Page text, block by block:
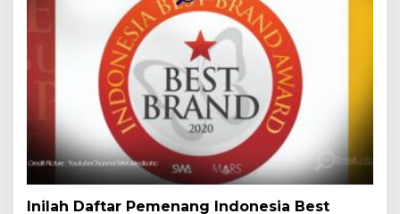
Inilah Daftar Pemenang Indonesia Best